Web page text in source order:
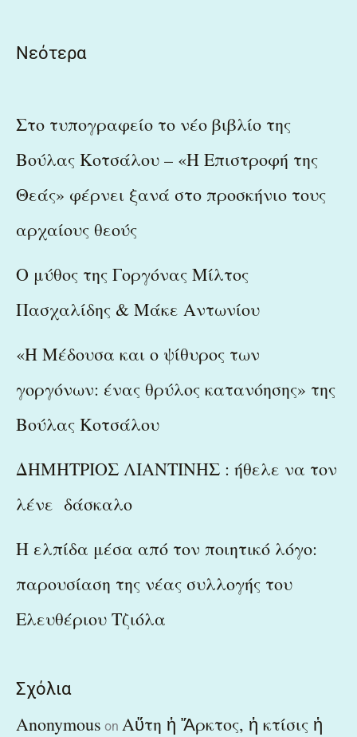
Νεότερα
Στο τυπογραφείο το νέο βιβλίο της
Βούλας Κοτσάλου – «Η Επιστροφή της
Θεάς» φέρνει ξανά στο προσκήνιο τους
αρχαίους θεούς
Ο μύθος της Γοργόνας Μίλτος
Πασχαλίδης & Μάκε Αντωνίου
«Η Μέδουσα και ο ψίθυρος των
γοργόνων: ένας θρύλος κατανόησης» της
Βούλας Κοτσάλου
ΔΗΜΗΤΡΙΟΣ ΛΙΑΝΤΙΝΗΣ : ήθελε να τον
λένε δάσκαλο
Η ελπίδα μέσα από τον ποιητικό λόγο:
παρουσίαση της νέας συλλογής του
Ελευθέριου Τζιόλα
Σχόλια
Anonymous on Αὕτη ἡ Ἄρκτος, ἡ κτίσις ἡ